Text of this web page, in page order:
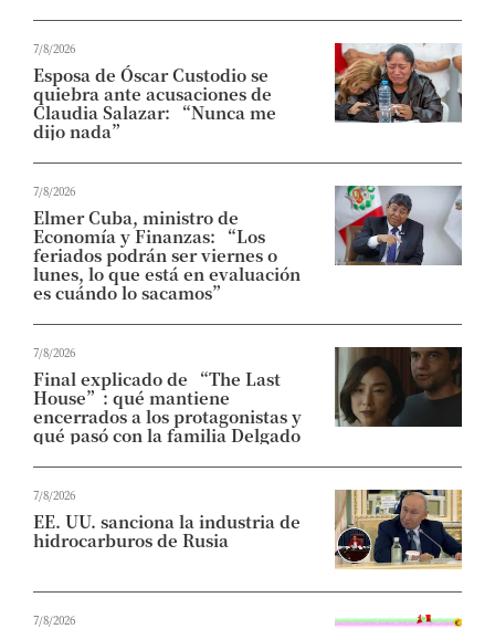
7/8/2026
Esposa de Óscar Custodio se
quiebra ante acusaciones de
Claudia Salazar: “Nunca me
dijo nada”
7/8/2026
Elmer Cuba, ministro de
Economía y Finanzas: “Los
feriados podrán ser viernes o
lunes, lo que está en evaluación
es cuándo lo sacamos”
7/8/2026
Final explicado de “The Last
House”: qué mantiene
encerrados a los protagonistas y
qué pasó con la familia Delgado
7/8/2026
EE. UU. sanciona la industria de
hidrocarburos de Rusia
7/8/2026